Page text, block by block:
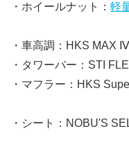
・ホイールナット： 軽
・車高調：HKS MAX
・タワーバー：STI
・マフラー：HKS
・シート：NOBU'S